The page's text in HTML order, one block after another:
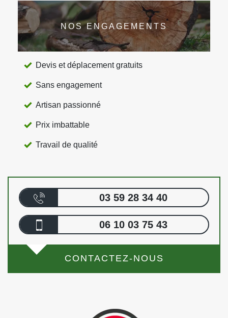
NOS ENGAGEMENTS
Devis et déplacement gratuits
Sans engagement
Artisan passionné
Prix imbattable
Travail de qualité
03 59 28 34 40
06 10 03 75 43
CONTACTEZ-NOUS